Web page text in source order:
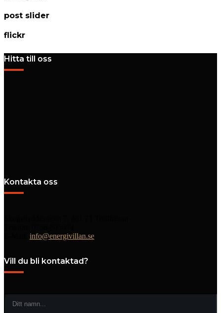
post slider
flickr
Hitta till oss
Kontakta oss
info@energivillan.se
Vill du bli kontaktad?